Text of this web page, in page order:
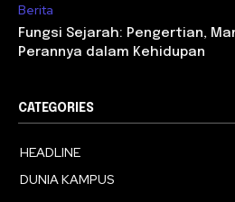
Berita
Fungsi Sejarah: Pengertian,
Perannya dalam Kehidupan
CATEGORIES
HEADLINE
DUNIA KAMPUS